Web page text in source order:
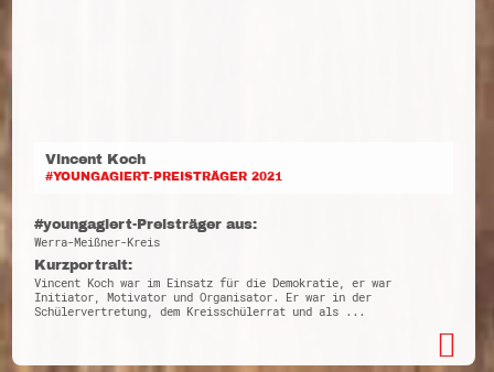
Vincent Koch
#YOUNGAGIERT-PREISTRÄGER 2021
#youngagiert-Preisträger aus:
Werra-Meißner-Kreis
Kurzportrait:
Vincent Koch war im Einsatz für die Demokratie, er war
Initiator, Motivator und Organisator. Er war in der
Schülervertretung, dem Kreisschülerrat und als ...